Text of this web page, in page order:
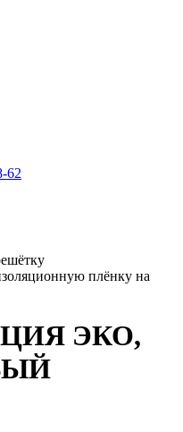
62
плёнку на
ЭКО,